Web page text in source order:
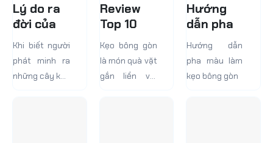
Lý do ra
đời của
kẹo bông
gòn
Khi biết người
phát minh ra
những cây kẹo
Review
Top 10
Máy Làm
Kẹo Bông
Gòn Tiện
Lợi Dành
Kẹo bông gòn
là món quà vặt
gắn liền với
Hướng
dẫn pha
màu làm
kẹo bông
gòn
Hướng dẫn
pha màu làm
kẹo bông gòn